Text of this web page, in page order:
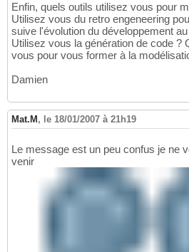
Enfin, quels outils utilisez vous pour
Utilisez vous du retro engeneering
suive l'évolution du développement
Utilisez vous la génération de code ?
vous pour vous former à la
Damien
Mat.M , le 18/01/2007 à 21h19
Le message est un peu confus je ne
venir